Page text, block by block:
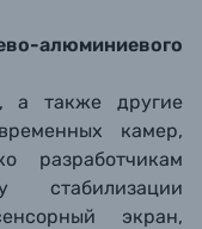
алюминиевого
а также другие
камер,
разработчикам
стабилизации
экран,